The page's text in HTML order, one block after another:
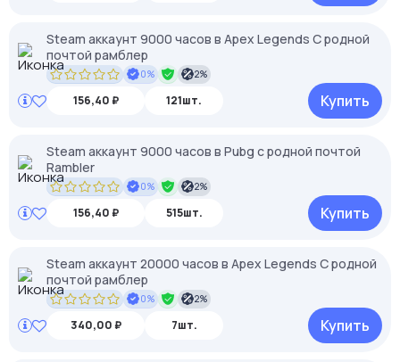
Steam аккаунт 9000 часов в Apex Legends С родной
почтой рамблер
0% 2%
156,40 ₽ 121шт. Купить
Steam аккаунт 9000 часов в Pubg с родной почтой
Rambler
0% 2%
156,40 ₽ 515шт. Купить
Steam аккаунт 20000 часов в Apex Legends С родной
почтой рамблер
0% 2%
340,00 ₽ 7шт. Купить